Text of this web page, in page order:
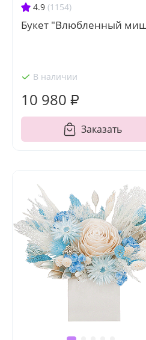
4.9 (1154)
Букет "Влюбленный
В наличии
10 980 ₽
Заказать